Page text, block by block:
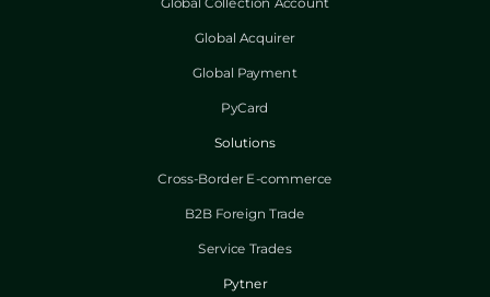
Global Collection Account
Global Acquirer
Global Payment
PyCard
Solutions
Cross-Border E-commerce
B2B Foreign Trade
Service Trades
Pytner